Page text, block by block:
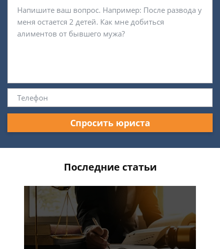
Спросить юриста
Последние статьи